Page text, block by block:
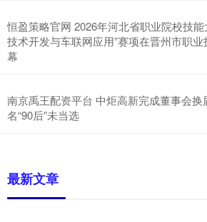
恒盈策略官网 2026年河北省职业院校技
技术开发与车联网应用”赛项在晋州市职
幕
南京禹王配资平台 中炬高新完成董事会换
名“90后”未当选
最新文章